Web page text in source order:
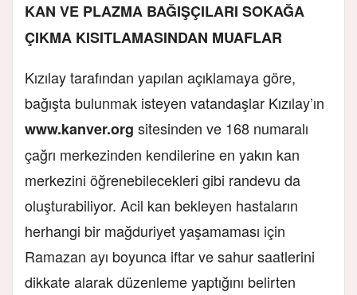
KAN VE PLAZMA BAĞIŞÇILARI SOKAĞA
ÇIKMA KISITLAMASINDAN MUAFLAR
Kızılay tarafından yapılan açıklamaya göre,
bağışta bulunmak isteyen vatandaşlar Kızılay’ın
www.kanver.org sitesinden ve 168 numaralı
çağrı merkezinden kendilerine en yakın kan
merkezini öğrenebilecekleri gibi randevu da
oluşturabiliyor. Acil kan bekleyen hastaların
herhangi bir mağduriyet yaşamaması için
Ramazan ayı boyunca iftar ve sahur saatlerini
dikkate alarak düzenleme yaptığını belirten